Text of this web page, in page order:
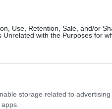
Use, Retention, Sale, and/or
Unrelated with the Purposes for
storage related to